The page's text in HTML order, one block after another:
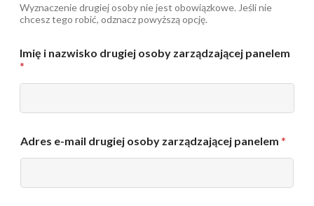
r
u
i
e
o
o
y
o
Wyznaczenie drugiej osoby nie jest obowiązkowe. Jeśli nie
chcesz tego robić, odznacz powyższą opcję.
Imię i nazwisko drugiej osoby zarządzającej panelem
*
Adres e-mail drugiej osoby zarządzającej panelem *